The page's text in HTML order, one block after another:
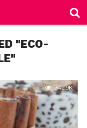
"ECO-
342.9K